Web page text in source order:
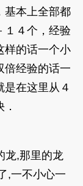
基本上全部都
１４个，经验
样的话一个小
倍经验的话一
在这里从４
,那里的龙
,一不小心一